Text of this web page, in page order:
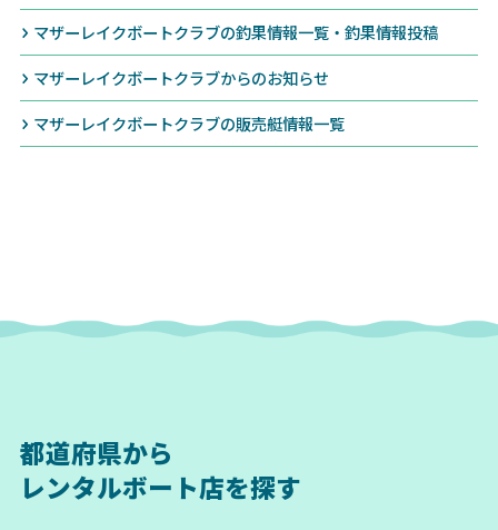
マザーレイクボートクラブの釣果情報一覧・釣果情報投稿
マザーレイクボートクラブからのお知らせ
マザーレイクボートクラブの販売艇情報一覧
都道府県から
レンタルボート店を探す